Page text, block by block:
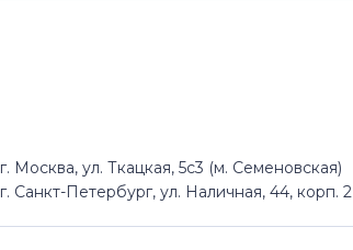
г. Москва, ул. Ткацкая, 5с3 (м. Семеновская)
г. Санкт-Петербург, ул. Наличная, 44, корп. 2